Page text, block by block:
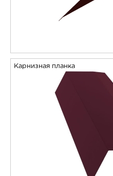
Карнизная планка